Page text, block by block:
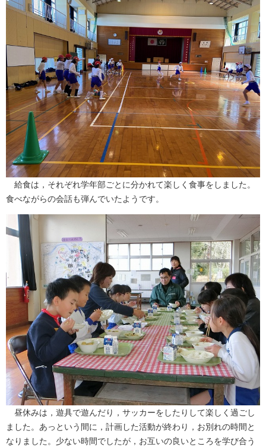
給食は，それぞれ学年部ごとに分かれて楽しく食事をしました。
食べながらの会話も弾んでいたようです。
昼休みは，遊具で遊んだり，サッカーをしたりして楽しく過ごし
ました。あっという間に，計画した活動が終わり，お別れの時間と
なりました。少ない時間でしたが，お互いの良いところを学び合う